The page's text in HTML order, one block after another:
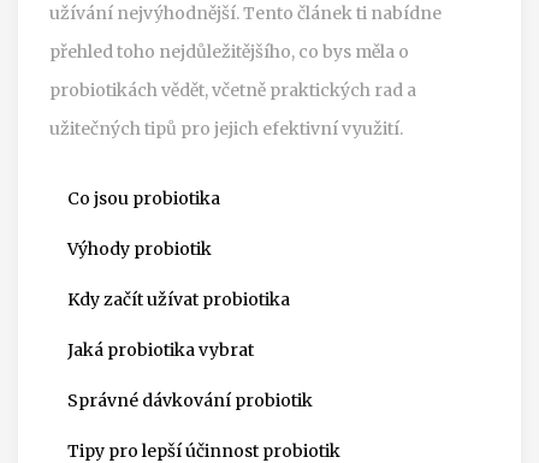
užívání nejvýhodnější. Tento článek ti nabídne
přehled toho nejdůležitějšího, co bys měla o
probiotikách vědět, včetně praktických rad a
užitečných tipů pro jejich efektivní využití.
Co jsou probiotika
Výhody probiotik
Kdy začít užívat probiotika
Jaká probiotika vybrat
Správné dávkování probiotik
Tipy pro lepší účinnost probiotik